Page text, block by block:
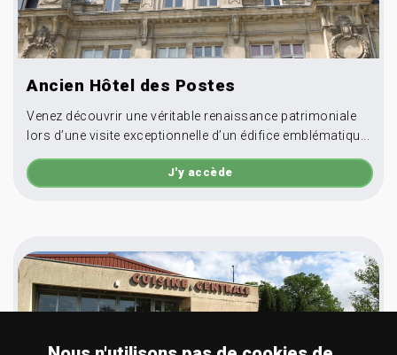
Ancien Hôtel des Postes
Venez découvrir une véritable renaissance patrimoniale
lors d’une visite exceptionnelle d’un édifice emblématiqu...
J'y accède